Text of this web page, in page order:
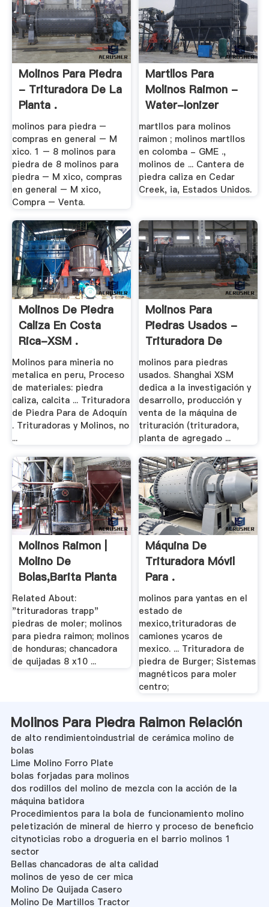
Molinos Para Piedra
- Trituradora De La
Planta .
molinos para piedra –
compras en general – M
xico. 1 – 8 molinos para
piedra de 8 molinos para
piedra – M xico, compras
en general – M xico,
Compra – Venta.
Martllos Para
Molinos Raimon -
Water-Ionizer
martllos para molinos
raimon ; molinos martllos
en colomba - GME .,
molinos de ... Cantera de
piedra caliza en Cedar
Creek, ia, Estados Unidos.
Molinos De Piedra
Caliza En Costa
Rica-XSM .
Molinos para mineria no
metalica en peru, Proceso
de materiales: piedra
caliza, calcita ... Trituradora
de Piedra Para de Adoquín
. Trituradoras y Molinos, no
...
Molinos Para
Piedras Usados -
Trituradora De
Cono
molinos para piedras
usados. Shanghai XSM
dedica a la investigación y
desarrollo, producción y
venta de la máquina de
trituración (trituradora,
planta de agregado ...
Molinos Raimon |
Molino De
Bolas,Barita Planta
De ...
Related About:
"trituradoras trapp"
piedras de moler; molinos
para piedra raimon; molinos
de honduras; chancadora
de quijadas 8 x10 ...
Máquina De
Trituradora Móvil
Para .
molinos para yantas en el
estado de
mexico,trituradoras de
camiones ycaros de
mexico. ... Trituradora de
piedra de Burger; Sistemas
magnéticos para moler
centro;
Molinos Para Piedra Raimon Relación
de alto rendimientoindustrial de cerámica molino de
bolas
Lime Molino Forro Plate
bolas forjadas para molinos
dos rodillos del molino de mezcla con la acción de la
máquina batidora
Procedimientos para la bola de funcionamiento molino
peletización de mineral de hierro y proceso de beneficio
citynoticias robo a drogueria en el barrio molinos 1
sector
Bellas chancadoras de alta calidad
molinos de yeso de cer mica
Molino De Quijada Casero
Molino De Martillos Tractor